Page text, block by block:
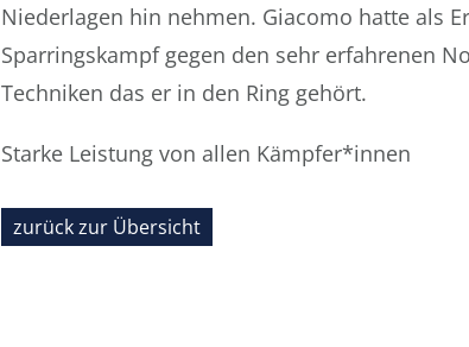
Niederlagen hin nehmen. Giacomo hatte als
Sparringskampf gegen den sehr erfahrenen
Techniken das er in den Ring gehört.
Starke Leistung von allen Kämpfer*innen
zurück zur Übersicht